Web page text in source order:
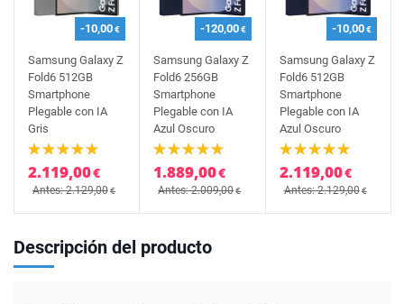
-10,00€
Samsung Galaxy Z
Fold6 512GB
Smartphone
Plegable con IA
Gris
2.119,00€
Antes: 2.129,00€
-120,00€
Samsung Galaxy Z
Fold6 256GB
Smartphone
Plegable con IA
Azul Oscuro
1.889,00€
Antes: 2.009,00€
-10,00€
Samsung Galaxy Z
Fold6 512GB
Smartphone
Plegable con IA
Azul Oscuro
2.119,00€
Antes: 2.129,00€
Descripción del producto